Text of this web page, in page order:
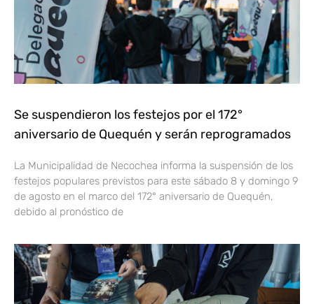
Se suspendieron los festejos por el 172°
aniversario de Quequén y serán reprogramados
La Municipalidad de Necochea informa la suspensión de los
festejos populares previstos para este sábado 8 y domingo 9
de agosto en el marco del 172° aniversario de Quequén,
debido al pronóstico de